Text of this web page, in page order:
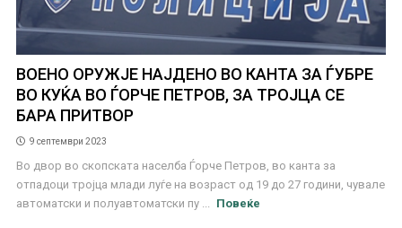
ВОЕНО ОРУЖЈЕ НАЈДЕНО ВО КАНТА ЗА ЃУБРЕ
ВО КУЌА ВО ЃОРЧЕ ПЕТРОВ, ЗА ТРОЈЦА СЕ
БАРА ПРИТВОР
9 септември 2023
Во двор во скопската населба Ѓорче Петров, во канта за
отпадоци тројца млади луѓе на возраст од 19 до 27 години, чувале
автоматски и полуавтоматски пу ...
Повеќе